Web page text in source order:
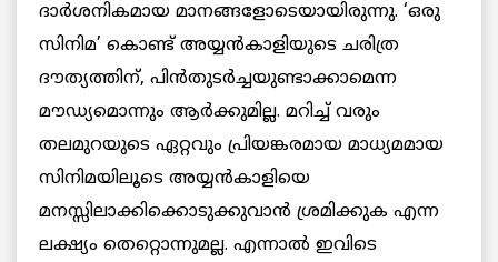
ദാര്‍ശനികമായ മാനങ്ങളോടെയായിരുന്നു. ‘ഒരു
സിനിമ’ കൊണ്ട് അയ്യന്‍കാളിയുടെ ചരിത്ര
ദൗത്യത്തിന്, പിന്‍തുടര്‍ച്ചയുണ്ടാക്കാമെന്ന
മൗഡ്യമൊന്നും ആര്‍ക്കുമില്ല. മറിച്ച് വരും
തലമുറയുടെ ഏറ്റവും പ്രിയങ്കരമായ മാധ്യമമായ
സിനിമയിലൂടെ അയ്യന്‍കാളിയെ
മനസ്സിലാക്കിക്കൊടുക്കുവാന്‍ ശ്രമിക്കുക എന്ന
ലക്ഷ്യം തെറ്റൊന്നുമല്ല. എന്നാല്‍ ഇവിടെ